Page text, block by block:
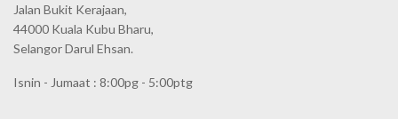
Jalan Bukit Kerajaan,
44000 Kuala Kubu Bharu,
Selangor Darul Ehsan.
Isnin - Jumaat : 8:00pg - 5:00ptg